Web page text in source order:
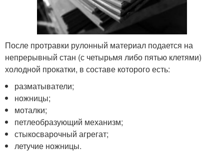
После протравки рулонный материал подается на
непрерывный стан (с четырьмя либо пятью клетями)
холодной прокатки, в составе которого есть:
разматыватели;
ножницы;
моталки;
петлеобразующий механизм;
стыкосварочный агрегат;
летучие ножницы.